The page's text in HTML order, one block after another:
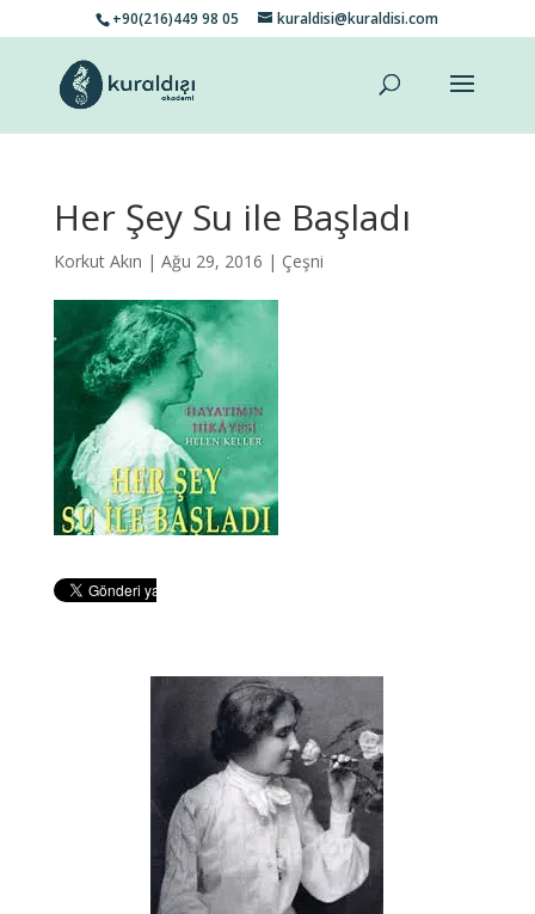
+90(216)449 98 05 kuraldisi@kuraldisi.com
Her Şey Su ile Başladı
Korkut Akın | Ağu 29, 2016 | Çeşni